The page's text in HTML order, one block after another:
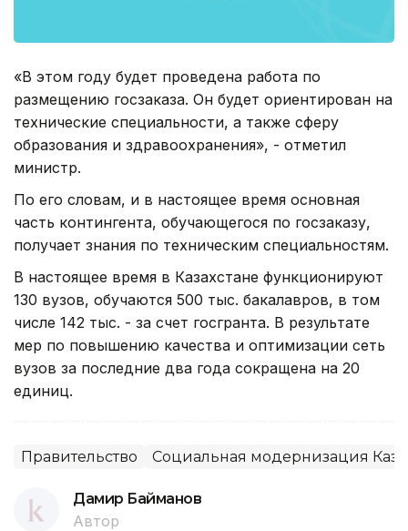
«В этом году будет проведена работа по
размещению госзаказа. Он будет ориентирован на
технические специальности, а также сферу
образования и здравоохранения», - отметил
министр.
По его словам, и в настоящее время основная
часть контингента, обучающегося по госзаказу,
получает знания по техническим специальностям.
В настоящее время в Казахстане функционируют
130 вузов, обучаются 500 тыс. бакалавров, в том
числе 142 тыс. - за счет госгранта. В результате
мер по повышению качества и оптимизации сеть
вузов за последние два года сокращена на 20
единиц.
Правительство Социальная модернизация
Дамир Байманов
Автор